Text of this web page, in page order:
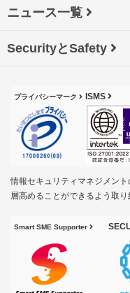
ニュース一覧
SecurityとSafety
プライバシーマーク ISMS
情報セキュリティマネジメン
層高めることができるよう取り
Smart SME Supporter